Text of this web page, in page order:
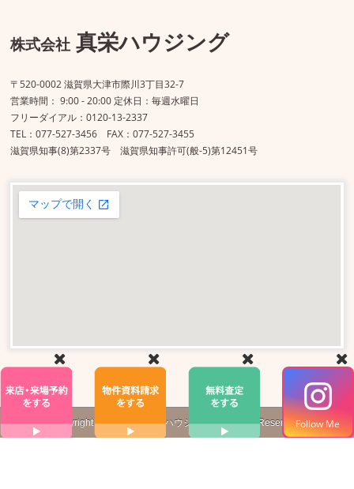
株式会社 真栄ハウジング
〒520-0002 滋賀県大津市際川3丁目32-7
営業時間： 9:00 - 20:00 定休日：毎週水曜日
フリーダイアル：0120-13-2337
TEL：077-527-3456 FAX：077-527-3455
滋賀県知事(8)第2337号 滋賀県知事許可(般-5)第12451号
Copyright ©株式会社真栄ハウジングAll Rights Reserved.Follow Me